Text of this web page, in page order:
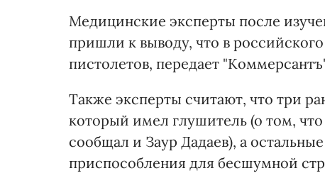
Медицинские эксперты после
пришли к выводу, что в
пистолетов, передает
Также эксперты считают, что три
который имел глушитель (о том,
сообщал и Заур Дадаев), а
приспособления для бесшумной